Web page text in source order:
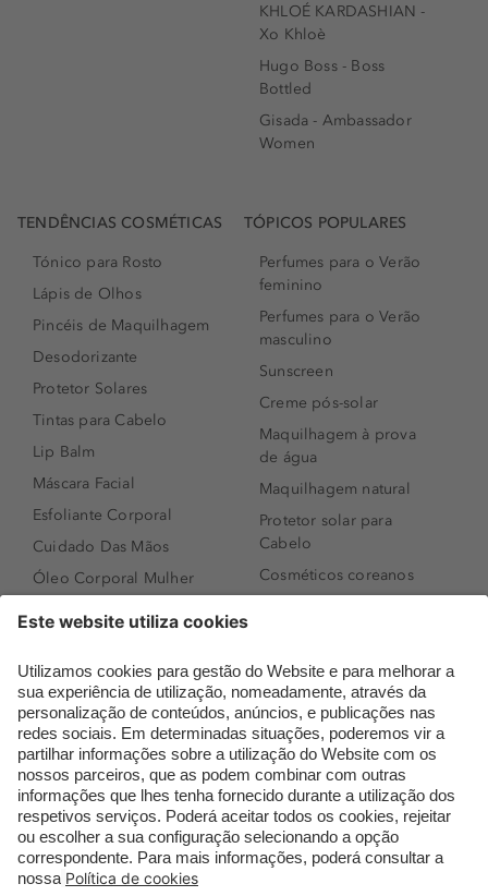
KHLOÉ KARDASHIAN -
Xo Khloè
Hugo Boss - Boss
Bottled
Gisada - Ambassador
Women
TENDÊNCIAS COSMÉTICAS
Tónico para Rosto
Lápis de Olhos
Pincéis de Maquilhagem
Desodorizante
Protetor Solares
Tintas para Cabelo
Lip Balm
Máscara Facial
Esfoliante Corporal
Cuidado Das Mãos
Óleo Corporal Mulher
Sérum de Rosto
Body mist & Spray
corporal
Produtos para Cabelo
Homem
Espuma de Limpeza
Facial
Dermocosmética
TÓPICOS POPULARES
Perfumes para o Verão
feminino
Perfumes para o Verão
masculino
Sunscreen
Creme pós-solar
Maquilhagem à prova
de água
Maquilhagem natural
Protetor solar para
Cabelo
Cosméticos coreanos
Perfumes árabes
Novidades
Melhores Perfumes
Femininos
TOP 10: Perfumes
Masculinos
Pestanas Postiças
Creme Rosto Homem